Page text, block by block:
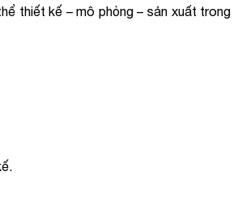
thiết kế – mô phỏng – sản xuất trong